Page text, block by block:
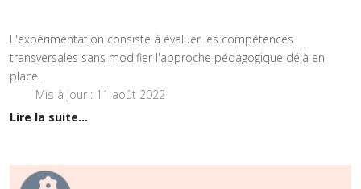
L'expérimentation consiste à évaluer les compétences
transversales sans modifier l'approche pédagogique déjà en
place.
Mis à jour : 11 août 2022
Lire la suite...